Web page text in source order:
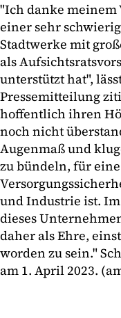
"Ich danke meinem
einer sehr
Stadtwerke mit
als
unterstützt hat",
Pressemitteilung
hoffentlich ihren
noch nicht
Augenmaß und
zu bündeln, für
und Industrie ist.
dieses
daher als Ehre,
worden zu sein."
am 1. April 2023.